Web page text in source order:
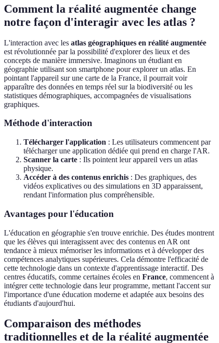
Comment la réalité augmentée change
notre façon d'interagir avec les atlas ?
L'interaction avec les atlas géographiques en réalité augmentée
est révolutionnée par la possibilité d'explorer des lieux et des
concepts de manière immersive. Imaginons un étudiant en
géographie utilisant son smartphone pour explorer un atlas. En
pointant l'appareil sur une carte de la France, il pourrait voir
apparaître des données en temps réel sur la biodiversité ou les
statistiques démographiques, accompagnées de visualisations
graphiques.
Méthode d'interaction
Télécharger l'application : Les utilisateurs commencent par
télécharger une application dédiée qui prend en charge l'AR.
Scanner la carte : Ils pointent leur appareil vers un atlas
physique.
Accéder à des contenus enrichis : Des graphiques, des
vidéos explicatives ou des simulations en 3D apparaissent,
rendant l'information plus compréhensible.
Avantages pour l'éducation
L'éducation en géographie s'en trouve enrichie. Des études montrent
que les élèves qui interagissent avec des contenus en AR ont
tendance à mieux mémoriser les informations et à développer des
compétences analytiques supérieures. Cela démontre l'efficacité de
cette technologie dans un contexte d'apprentissage interactif. Des
centres éducatifs, comme certaines écoles en France, commencent à
intégrer cette technologie dans leur programme, mettant l'accent sur
l'importance d'une éducation moderne et adaptée aux besoins des
étudiants d'aujourd'hui.
Comparaison des méthodes
traditionnelles et de la réalité augmentée